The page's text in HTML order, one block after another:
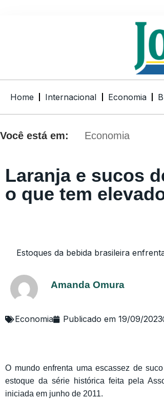
Home Internacional Economia
Você está em: Economia
Laranja e sucos
o que tem
Estoques da bebida brasileira
Amanda Omura
Economia Publicado em 19/09/2023
O mundo enfrenta uma escassez de
estoque da série histórica feita pela
iniciada em junho de 2011.